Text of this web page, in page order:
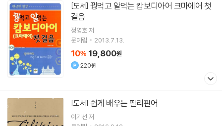
[도서]
걸음
정영호 저
문예림
2013.7.13.
10% 19,800원
220원
[도서] 쉽게 배우는 필리핀어
이기선 저